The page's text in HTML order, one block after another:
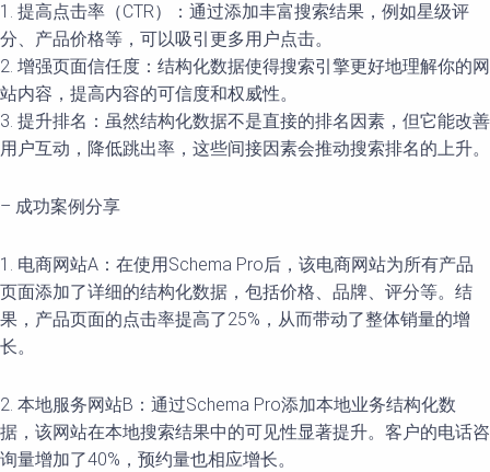
1. 提高点击率（CTR）：通过添加丰富搜索结果，例如星级评
分、产品价格等，可以吸引更多用户点击。
2. 增强页面信任度：结构化数据使得搜索引擎更好地理解你的网
站内容，提高内容的可信度和权威性。
3. 提升排名：虽然结构化数据不是直接的排名因素，但它能改善
用户互动，降低跳出率，这些间接因素会推动搜索排名的上升。
– 成功案例分享
1. 电商网站A：在使用Schema Pro后，该电商网站为所有产品
页面添加了详细的结构化数据，包括价格、品牌、评分等。结
果，产品页面的点击率提高了25%，从而带动了整体销量的增
长。
2. 本地服务网站B：通过Schema Pro添加本地业务结构化数
据，该网站在本地搜索结果中的可见性显著提升。客户的电话咨
询量增加了40%，预约量也相应增长。